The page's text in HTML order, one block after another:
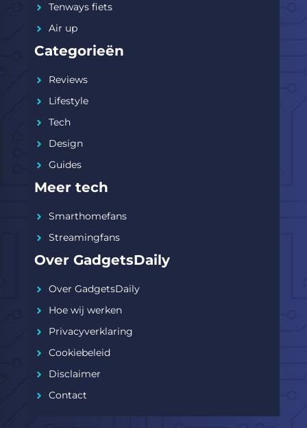
Tenways fiets
Air up
Categorieën
Reviews
Lifestyle
Tech
Design
Guides
Meer tech
Smarthomefans
Streamingfans
Over GadgetsDaily
Over GadgetsDaily
Hoe wij werken
Privacyverklaring
Cookiebeleid
Disclaimer
Contact